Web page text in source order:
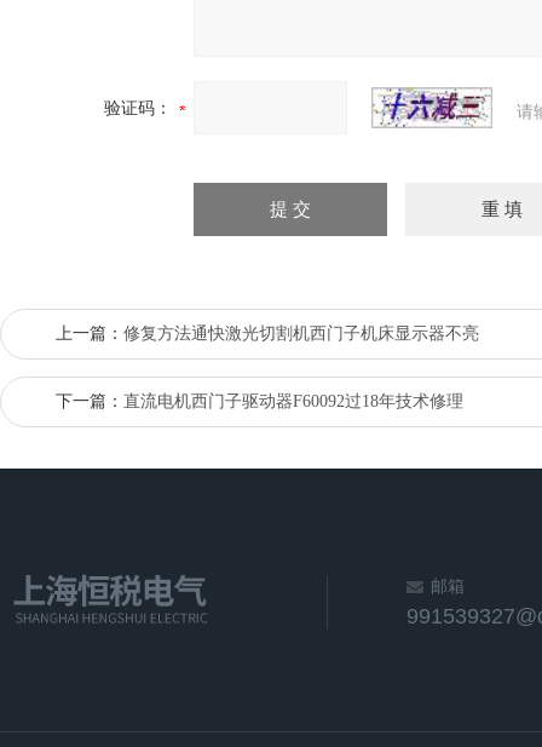
验证码： 请
上一篇： 修复方法通快激光切割机西门子机床显示器不亮
下一篇： 直流电机西门子驱动器F60092过18年技术修理
邮箱